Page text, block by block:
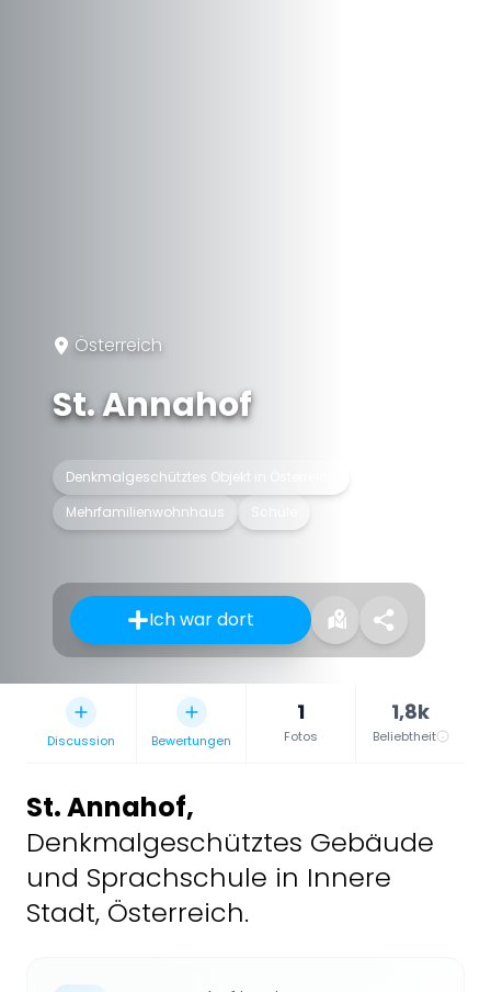
Österreich
St. Annahof
Denkmalgeschütztes Objekt in Österreich
Mehrfamilienwohnhaus
Ich war dort
Discussion Bewertungen
1
Fotos
1,8k
Beliebtheit
St. Annahof,
Denkmalgeschütztes Gebäude
und Sprachschule in Innere
Stadt, Österreich.